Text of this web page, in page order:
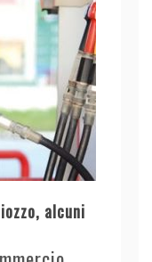
alcuni